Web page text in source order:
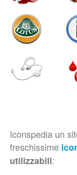
Iconspedia un
freschissime
utilizzabili: